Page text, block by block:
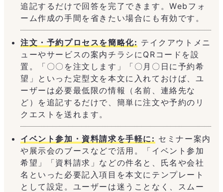
追記するだけで回答を完了できます。Webフォ
ーム作成の手間を省きたい場合にも有効です。
注文・予約プロセスを簡略化: テイクアウトメニ
ューやサービスの案内チラシにQRコードを設
置。「〇〇を注文します」「〇月〇日に予約希
望」といった定型文を本文に入れておけば、ユ
ーザーは必要最低限の情報（名前、連絡先な
ど）を追記するだけで、簡単に注文や予約のリ
クエストを送れます。
イベント参加・資料請求を手軽に: セミナー案内
や展示会のブースなどで活用。「イベント参加
希望」「資料請求」などの件名と、氏名や会社
名といった必要記入項目を本文にテンプレート
として設定。ユーザーは迷うことなく、スムー